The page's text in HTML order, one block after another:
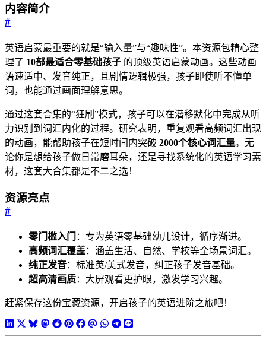
内容简介
#
英语启蒙最重要的就是“输入量”与“趣味性”。本资源包精心整
理了 10部最适合零基础孩子 的顶级英语启蒙动画。这些动画
语速适中、发音纯正，且剧情逻辑极强，孩子即使听不懂单
词，也能通过画面理解意思。
通过这套合集的“狂刷”模式，孩子可以在潜移默化中完成从听
力识别到词汇内化的过程。研究表明，重复观看高频词汇出现
的动画，能帮助孩子在短时间内突破 2000个核心词汇量。无
论你是想给孩子做日常磨耳朵，还是寻找系统化的英语学习素
材，这套大合集都是不二之选！
资源亮点
#
零门槛入门
：专为英语零基础幼儿设计，循序渐进。
高频词汇覆盖：涵盖生活、自然、学校等全场景词汇。
纯正发音：标准英/美式发音，纠正孩子发音基础。
超高清画质：大屏观看更护眼，激发学习兴趣。
赶紧保存这份宝藏资源，开启孩子的英语进阶之旅吧！